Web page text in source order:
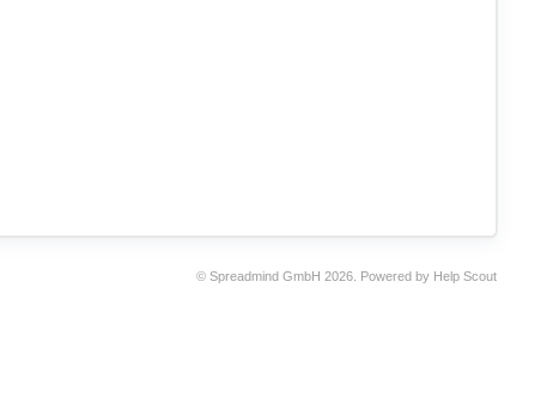
© Spreadmind GmbH 2026. Powered by Help Scout